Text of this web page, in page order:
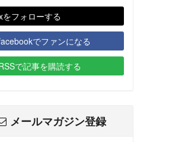
をフォローする
でファンになる
で記事を購読する
メールマガジン登録